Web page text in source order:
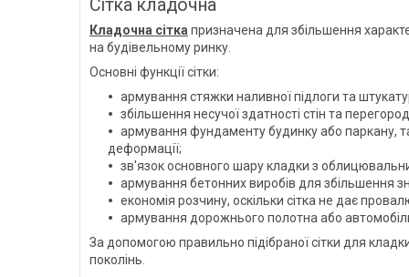
Сітка кладочна
Кладочна сітка призначена для збільшення
на будівельному ринку.
Основні функції сітки:
армування стяжки наливної підлоги та
збільшення несучої здатності стін та
армування фундаменту будинку або паркану,
деформації;
зв'язок основного шару кладки з
армування бетонних виробів для збільшення
економія розчину, оскільки сітка не дає
армування дорожнього полотна або
За допомогою правильно підібраної сітки для
поколінь.